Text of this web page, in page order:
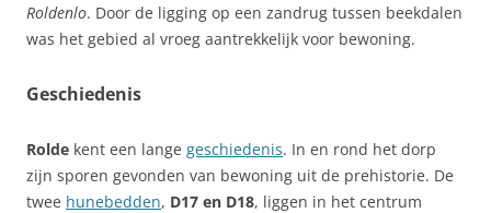
Roldenlo. Door de ligging op een zandrug tussen beekdalen
was het gebied al vroeg aantrekkelijk voor bewoning.
Geschiedenis
Rolde kent een lange geschiedenis. In en rond het dorp
zijn sporen gevonden van bewoning uit de prehistorie. De
twee hunebedden, D17 en D18, liggen in het centrum